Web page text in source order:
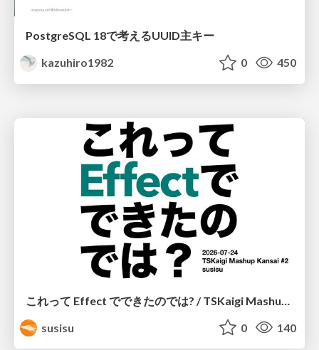
PostgreSQL 18で考えるUUID主キー
kazuhiro1982
0 450
susisu
0 140